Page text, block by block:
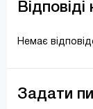
Немає
Задати